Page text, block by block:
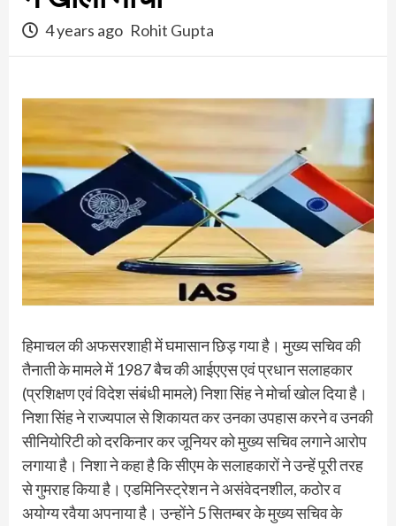
4 years ago Rohit Gupta
हिमाचल की अफसरशाही में घमासान छिड़ गया है। मुख्य सचिव की
तैनाती के मामले में 1987 बैच की आईएएस एवं प्रधान सलाहकार
(प्रशिक्षण एवं विदेश संबंधी मामले) निशा सिंह ने मोर्चा खोल दिया है।
निशा सिंह ने राज्यपाल से शिकायत कर उनका उपहास करने व उनकी
सीनियोरिटी को दरकिनार कर जूनियर को मुख्य सचिव लगाने आरोप
लगाया है। निशा ने कहा है कि सीएम के सलाहकारों ने उन्हें पूरी तरह
से गुमराह किया है। एडमिनिस्ट्रेशन ने असंवेदनशील, कठोर व
अयोग्य रवैया अपनाया है। उन्होंने 5 सितम्बर के मुख्य सचिव के